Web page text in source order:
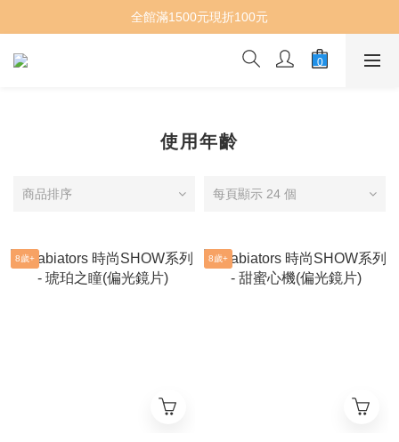
全館滿1500元現折100元
使用年齡
商品排序 每頁顯示 24 個
8歲+ 8歲+